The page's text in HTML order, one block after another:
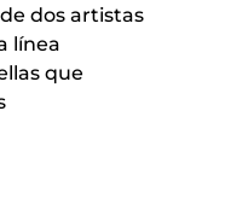
dos artistas
línea
que